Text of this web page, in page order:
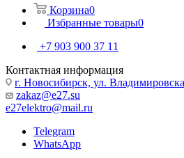
Корзина0
Избранные товары0
+7 903 900 37 11
Контактная информация
г. Новосибирск, ул.
zakaz@e27.su
e27elektro@mail.ru
Telegram
WhatsApp